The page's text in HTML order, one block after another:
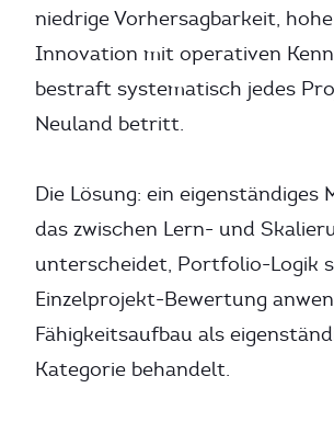
niedrige Vorhersagbarkeit, hohe
Innovation mit operativen
bestraft systematisch jedes
Neuland betritt.
Die Lösung: ein eigenständiges
das zwischen Lern- und
unterscheidet, Portfolio-Logik
Einzelprojekt-Bewertung
Fähigkeitsaufbau als
Kategorie behandelt.